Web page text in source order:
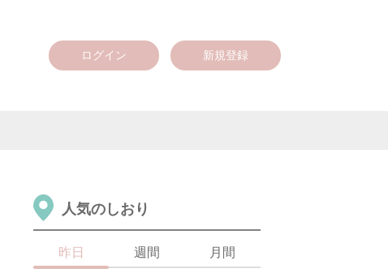
ログイン 新規登録
人気のしおり
昨日 週間 月間